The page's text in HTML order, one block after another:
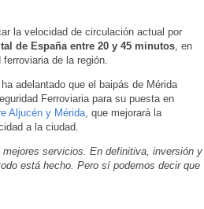
la velocidad de circulación actual por
de España entre 20 y 45 minutos , en
de la región.
adelantado que el baipás de Mérida
Ferroviaria para su puesta en
Aljucén y Mérida , que mejorará la
a la ciudad.
servicios. En definitiva, inversión y
está hecho. Pero sí podemos decir que